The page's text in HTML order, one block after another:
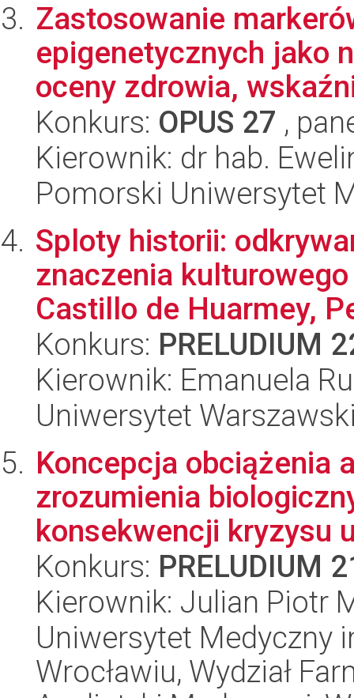
Zastosowanie
epigenetycznych jako
oceny zdrowia,
Konkurs: OPUS 27 ,
Kierownik: dr hab.
Pomorski Uniwersytet
Sploty historii:
znaczenia
Castillo de Huarmey,
Konkurs: PRELUDIUM
Kierownik: Emanuela
Uniwersytet
Koncepcja obciążenia
zrozumienia
konsekwencji kryzysu
Konkurs: PRELUDIUM
Kierownik: Julian Piotr
Uniwersytet Medyczny
Wrocławiu, Wydział